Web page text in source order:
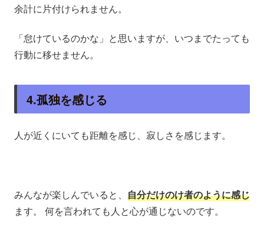
余計に片付けられません。
「怠けているのかな」と思いますが、いつまでたっても
行動に移せません。
4.孤独を感じる
人が近くにいても距離を感じ、寂しさを感じます。
みんなが楽しんでいると、 自分だけのけ者のように感じ
ます。 何を言われても人と心が通じないのです。